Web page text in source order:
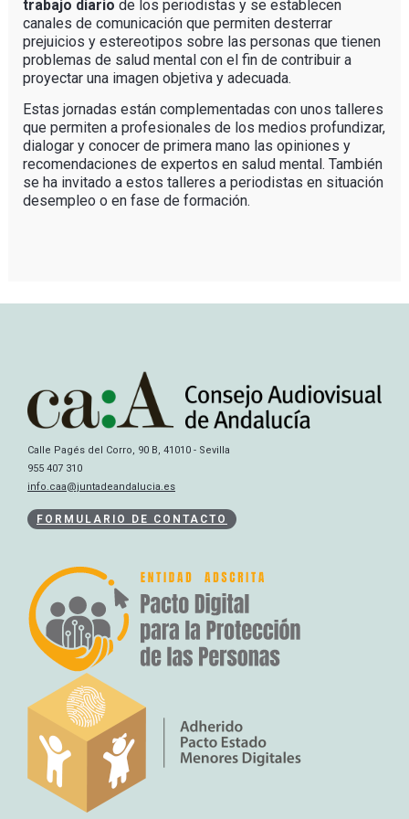
trabajo diario de los periodistas y se establecen
canales de comunicación que permiten desterrar
prejuicios y estereotipos sobre las personas que tienen
problemas de salud mental con el fin de contribuir a
proyectar una imagen objetiva y adecuada.
Estas jornadas están complementadas con unos talleres
que permiten a profesionales de los medios profundizar,
dialogar y conocer de primera mano las opiniones y
recomendaciones de expertos en salud mental. También
se ha invitado a estos talleres a periodistas en situación
desempleo o en fase de formación.
Calle Pagés del Corro, 90 B, 41010 - Sevilla
955 407 310
info.caa@juntadeandalucia.es
FORMULARIO DE CONTACTO